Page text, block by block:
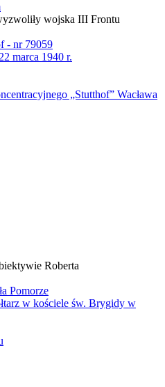
wojska III Frontu
- nr 79059
marca 1940 r.
„Stutthof” Wacława
Roberta
Pomorze
w kościele św. Brygidy w